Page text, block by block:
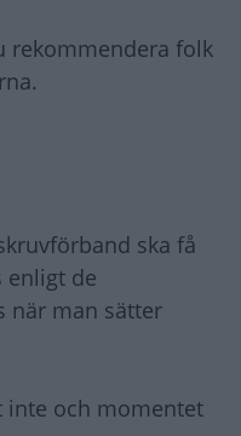
rekommendera folk
ska få
enligt de
när man sätter
inte och momentet